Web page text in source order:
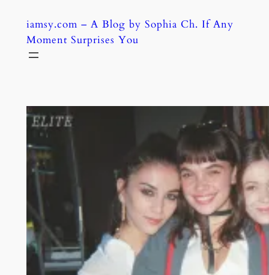
content
iamsy.com – A Blog by Sophia Ch. If Any
Moment Surprises You